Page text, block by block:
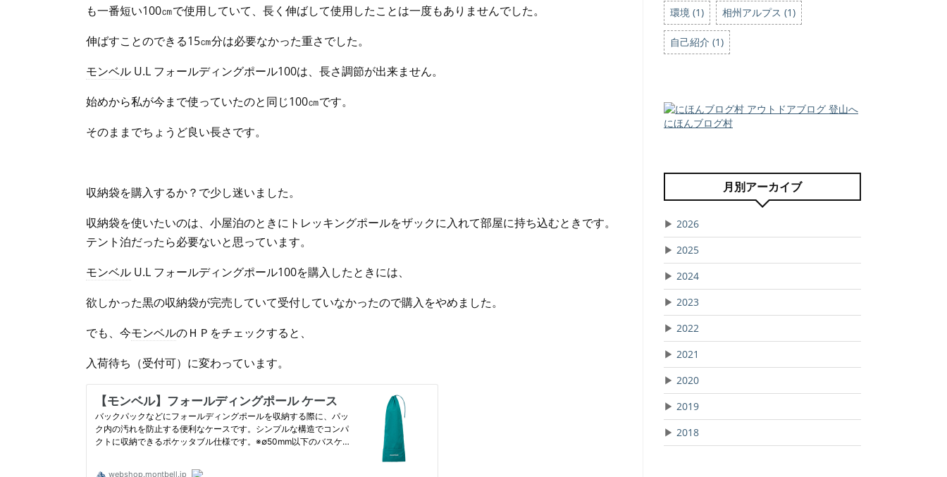
も一番短い100㎝で使用していて、長く伸ばして使用したことは一度もありませんでした。
伸ばすことのできる15㎝分は必要なかった重さでした。
モンベル U.L フォールディングポール100は、長さ調節が出来ません。
始めから私が今まで使っていたのと同じ100㎝です。
そのままでちょうど良い長さです。
収納袋を購入するか？で少し迷いました。
収納袋を使いたいのは、小屋泊のときにトレッキングポールをザックに入れて部屋に持ち込むときです。
テント泊だったら必要ないと思っています。
モンベル U.L フォールディングポール100を購入したときには、
欲しかった黒の収納袋が完売していて受付していなかったので購入をやめました。
でも、今モンベルのＨＰをチェックすると、
入荷待ち（受付可）に変わっています。
環境 (1) 相州アルプス (1)
自己紹介 (1)
にほんブログ村
月別アーカイブ
▶ 2026
▶ 2025
▶ 2024
▶ 2023
▶ 2022
▶ 2021
▶ 2020
▶ 2019
▶ 2018